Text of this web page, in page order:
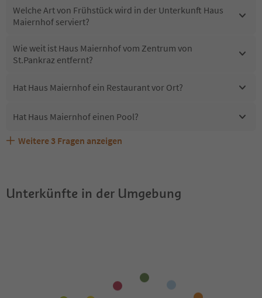
Welche Art von Frühstück wird in der Unterkunft Haus
Maiernhof serviert?
Wie weit ist Haus Maiernhof vom Zentrum von
St.Pankraz entfernt?
Hat Haus Maiernhof ein Restaurant vor Ort?
Hat Haus Maiernhof einen Pool?
Sind Haustiere in der Unterkunft Haus Maiernhof
Welche Services bietet Haus Maiernhof?
Erhalten die Gäste von Haus Maiernhof einen Südtirol
Weitere 3 Fragen anzeigen
Unterkünfte in der Umgebung